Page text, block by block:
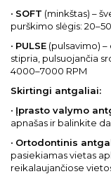
• SOFT (minkštas) –
purškimo slėgis:
• PULSE (pulsavimo)
stipria, pulsuojančia
4000–7000 RPM
Skirtingi antgaliai:
• Įprasto valymo
apnašas ir balinkite
• Ortodontinis
pasiekiamas vietas
reikalaujančiose